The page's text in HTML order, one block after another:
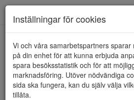
HEM LEAF
Inställningar för cookies
Vi och våra samarbetspartners
på din enhet för att kunna erbjuda
spara besöksstatistik och för att
marknadsföring. Utöver nödvändiga
sida ska fungera, kan du själv välja
tillåta.